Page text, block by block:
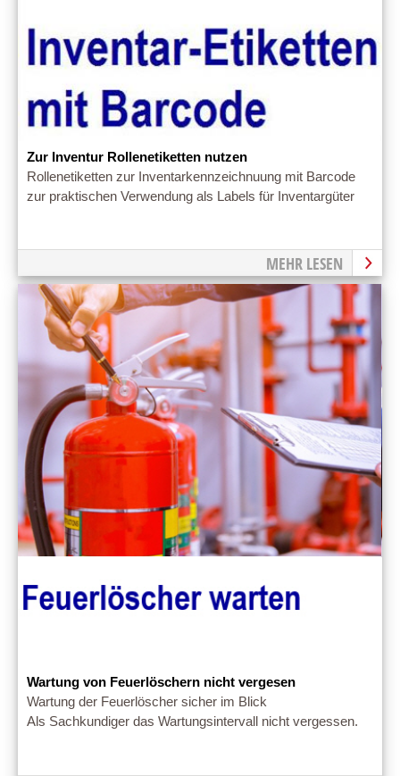
Zur Inventur Rollenetiketten nutzen
Rollenetiketten zur Inventarkennzeichnuung mit Barcode
zur praktischen Verwendung als Labels für Inventargüter
MEHR LESEN
Wartung von Feuerlöschern nicht vergesen
Wartung der Feuerlöscher sicher im Blick
Als Sachkundiger das Wartungsintervall nicht vergessen.